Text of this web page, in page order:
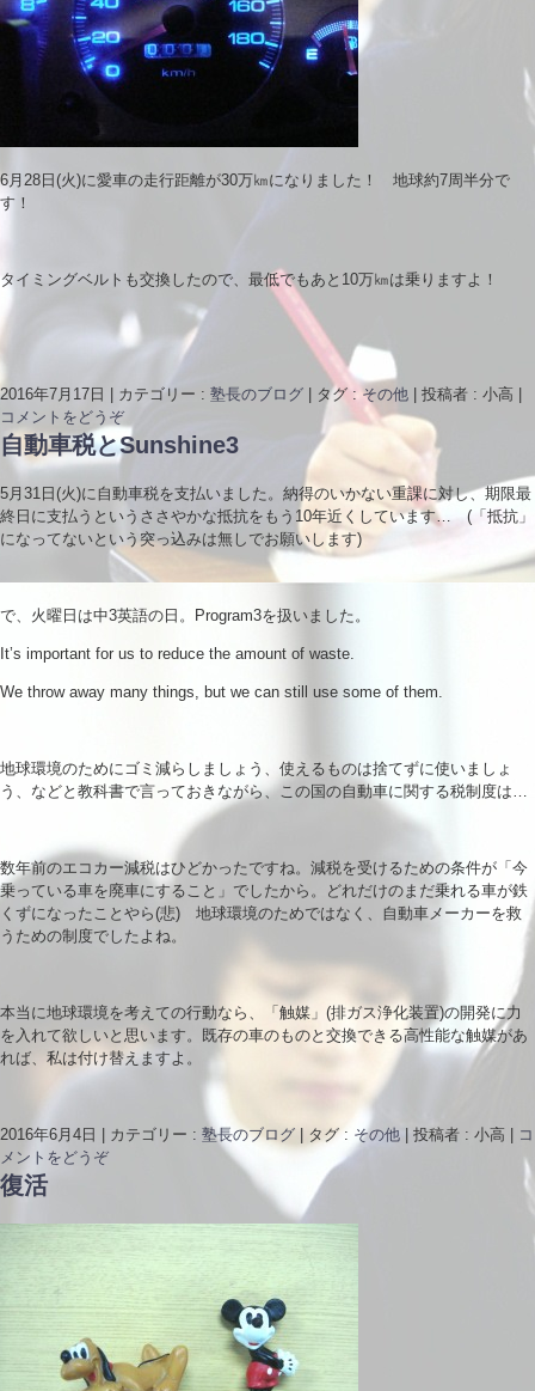
6月28日(火)に愛車の走行距離が30万㎞になりました！ 地球約7周半分で
す！
タイミングベルトも交換したので、最低でもあと10万㎞は乗りますよ！
2016年7月17日 カテゴリー : 塾長のブログ タグ : その他 投稿者 : 小高
コメントをどうぞ
自動車税とSunshine3
5月31日(火)に自動車税を支払いました。納得のいかない重課に対し、期限最
終日に支払うというささやかな抵抗をもう10年近くしています… (「抵抗」
になってないという突っ込みは無しでお願いします)
で、火曜日は中3英語の日。Program3を扱いました。
It’s important for us to reduce the amount of waste.
We throw away many things, but we can still use some of them.
地球環境のためにゴミ減らしましょう、使えるものは捨てずに使いましょ
う、などと教科書で言っておきながら、この国の自動車に関する税制度は…
数年前のエコカー減税はひどかったですね。減税を受けるための条件が「今
乗っている車を廃車にすること」でしたから。どれだけのまだ乗れる車が鉄
くずになったことやら(悲) 地球環境のためではなく、自動車メーカーを救
うための制度でしたよね。
本当に地球環境を考えての行動なら、「触媒」(排ガス浄化装置)の開発に力
を入れて欲しいと思います。既存の車のものと交換できる高性能な触媒があ
れば、私は付け替えますよ。
2016年6月4日 カテゴリー : 塾長のブログ タグ : その他 投稿者 : 小高
コ
メントをどうぞ
復活